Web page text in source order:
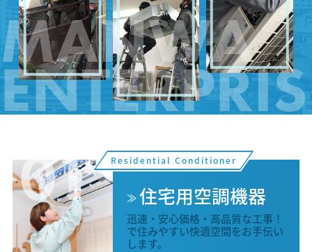
MANWA
01 Residential Conditioner
住宅用空調機器
迅速・安心価格・高品質な工事！
で住みやすい快適空間をお手伝い
します。